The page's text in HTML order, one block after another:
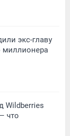
экс-главу
миллионера
Wildberries
что